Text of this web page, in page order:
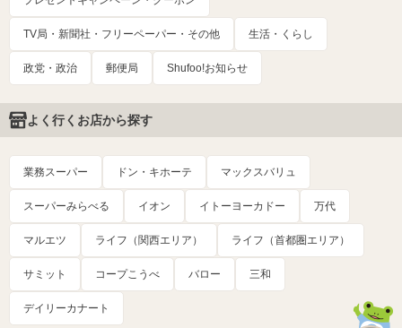
TV局・新聞社・フリーペーパー・その他 生活・くらし
政党・政治 郵便局 Shufoo!お知らせ
よく行くお店から探す
業務スーパー ドン・キホーテ マックスバリュ
スーパーみらべる イオン イトーヨーカドー 万代
マルエツ ライフ（関西エリア） ライフ（首都圏エリア）
サミット コープこうべ バロー 三和
デイリーカナート